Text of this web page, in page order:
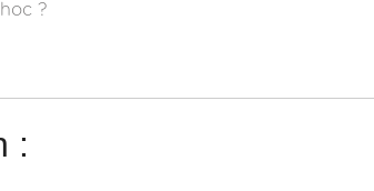
?
: